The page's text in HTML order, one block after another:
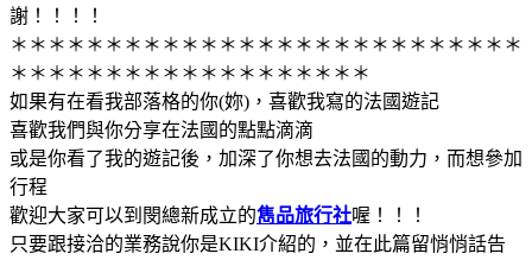
謝！！！！
＊＊＊＊＊＊＊＊＊＊＊＊＊＊＊＊＊＊＊＊＊＊＊＊＊＊＊
＊＊＊＊＊＊＊＊＊＊＊＊＊＊＊＊＊＊＊
如果有在看我部落格的你(妳)，喜歡我寫的法國遊記
喜歡我們與你分享在法國的點點滴滴
或是你看了我的遊記後，加深了你想去法國的動力，而想參加
行程
歡迎大家可以到閔總新成立的雋品旅行社喔！！！
只要跟接洽的業務說你是KIKI介紹的，並在此篇留悄悄話告